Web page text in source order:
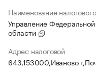
Наименование
Управление
области
Адрес налоговой
643,153000,Иваново